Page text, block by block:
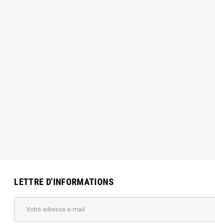
LETTRE D'INFORMATIONS